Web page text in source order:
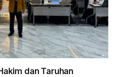
dan Taruhan